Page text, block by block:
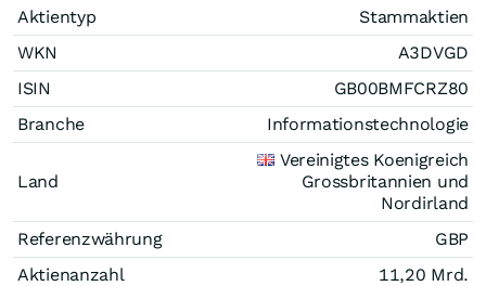
Aktientyp
Stammaktien
WKN
A3DVGD
ISIN
GB00BMFCRZ80
Branche
Informationstechnologie
Land
Vereinigtes Koenigreich
Grossbritannien und
Nordirland
Referenzwährung
GBP
Aktienanzahl
11,20 Mrd.